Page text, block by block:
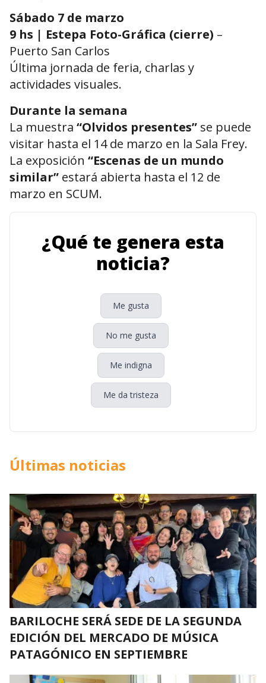
Sábado 7 de marzo
9 hs | Estepa Foto-Gráfica (cierre) –
Puerto San Carlos
Última jornada de feria, charlas y
actividades visuales.
Durante la semana
La muestra “Olvidos presentes” se puede
visitar hasta el 14 de marzo en la Sala Frey.
La exposición “Escenas de un mundo
similar” estará abierta hasta el 12 de
marzo en SCUM.
¿Qué te genera esta
noticia?
Me gusta
No me gusta
Me indigna
Me da tristeza
Últimas noticias
BARILOCHE SERÁ SEDE DE LA SEGUNDA
EDICIÓN DEL MERCADO DE MÚSICA
PATAGÓNICO EN SEPTIEMBRE